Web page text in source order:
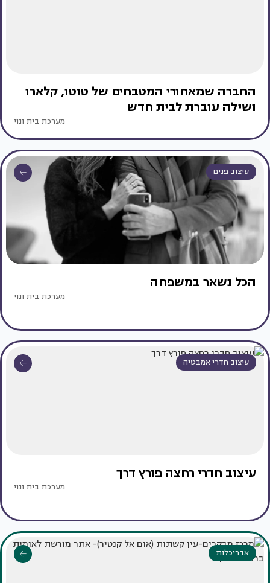
החברה שמאחורי המטבחים של טוטו, קלארו
ושילה עוברת לבית חדש
מערכת בית ונוי
עיצוב פנים
הכל נשאר במשפחה
מערכת בית ונוי
עיצוב חדרי אמבטיה
עיצוב חדרי רחצה פורץ דרך
מערכת בית ונוי
אדריכלות